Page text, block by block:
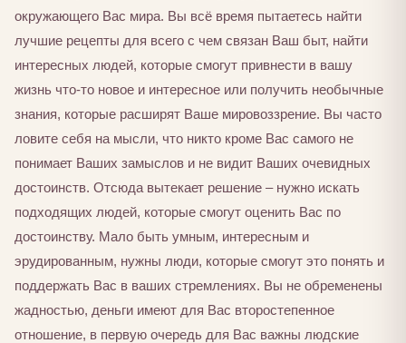
окружающего Вас мира. Вы всё время пытаетесь найти
лучшие рецепты для всего с чем связан Ваш быт, найти
интересных людей, которые смогут привнести в вашу
жизнь что-то новое и интересное или получить необычные
знания, которые расширят Ваше мировоззрение. Вы часто
ловите себя на мысли, что никто кроме Вас самого не
понимает Ваших замыслов и не видит Ваших очевидных
достоинств. Отсюда вытекает решение – нужно искать
подходящих людей, которые смогут оценить Вас по
достоинству. Мало быть умным, интересным и
эрудированным, нужны люди, которые смогут это понять и
поддержать Вас в ваших стремлениях. Вы не обременены
жадностью, деньги имеют для Вас второстепенное
отношение, в первую очередь для Вас важны людские